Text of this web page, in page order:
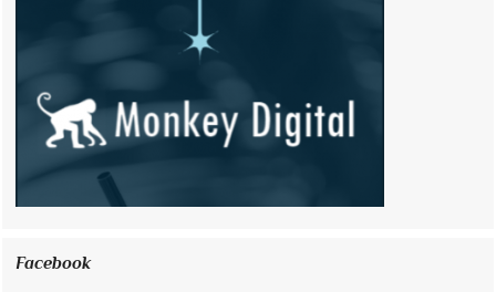
Facebook